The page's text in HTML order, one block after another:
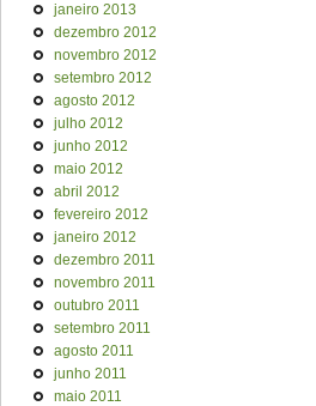
janeiro 2013
dezembro 2012
novembro 2012
setembro 2012
agosto 2012
julho 2012
junho 2012
maio 2012
abril 2012
fevereiro 2012
janeiro 2012
dezembro 2011
novembro 2011
outubro 2011
setembro 2011
agosto 2011
junho 2011
maio 2011